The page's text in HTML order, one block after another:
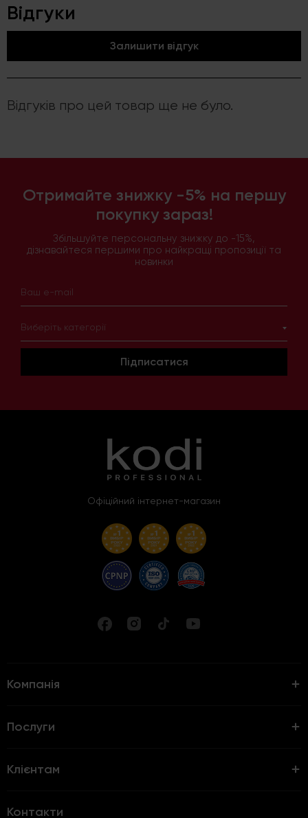
Відгуки
Залишити відгук
Відгуків про цей товар ще не було.
Отримайте знижку -5% на першу
покупку зараз!
Збільшуйте персональну знижку до -15%,
дізнавайтеся першими про найкращі пропозиції та
новинки
Виберіть категорії
Підписатися
Офіційний інтернет-магазин
Компанія
Послуги
Клієнтам
Контакти